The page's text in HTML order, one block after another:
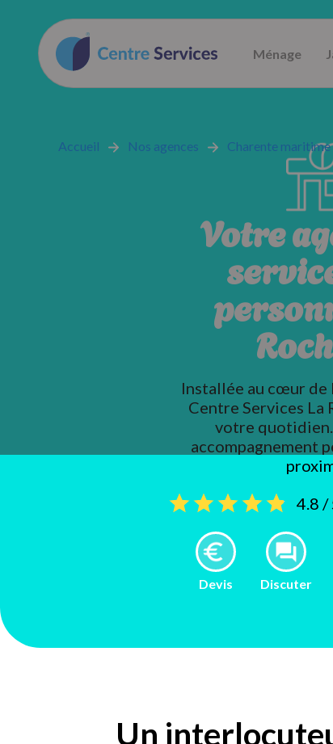
Ménage
Accueil Nos agences Charente maritime
Votre
Installée au cœur de
Centre Services
votre
accompagnement
4.8 /
Devis Discuter
Un